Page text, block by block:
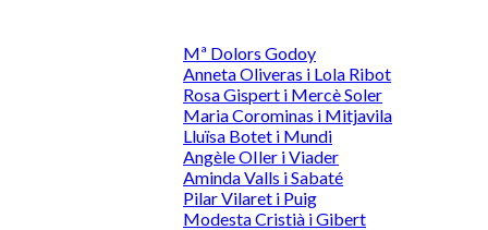
Mª Dolors Godoy
Anneta Oliveras i Lola Ribot
Rosa Gispert i Mercè Soler
Maria Corominas i Mitjavila
Lluïsa Botet i Mundi
Angèle OIler i Viader
Aminda Valls i Sabaté
Pilar Vilaret i Puig
Modesta Cristià i Gibert